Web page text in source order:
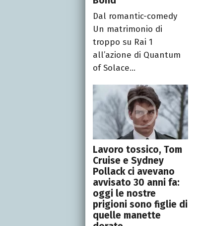
Dal romantic-comedy
Un matrimonio di
troppo su Rai 1
all’azione di Quantum
of Solace...
Lavoro tossico, Tom
Cruise e Sydney
Pollack ci avevano
avvisato 30 anni fa:
oggi le nostre
prigioni sono figlie di
quelle manette